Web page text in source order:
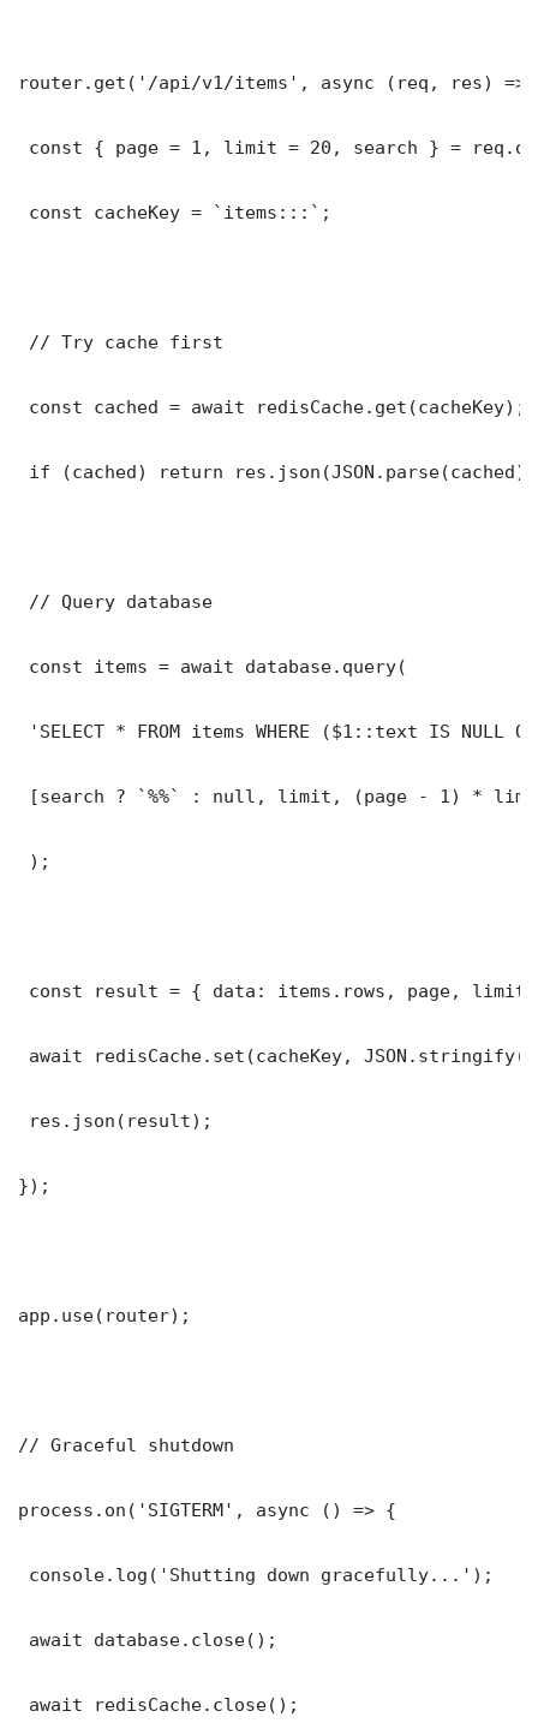
router.get('/api/v1/items', async (req, res) =>
const { page = 1, limit = 20, search } =
const cacheKey = `items:::`;
// Try cache first
const cached = await redisCache.get(cacheKey);
if (cached) return
// Query database
const items = await database.query(
'SELECT * FROM items WHERE ($1::text IS NULL
[search ? `%%` : null, limit, (page - 1) *
);
const result = { data: items.rows, page,
await redisCache.set(cacheKey,
res.json(result);
});
app.use(router);
// Graceful shutdown
process.on('SIGTERM', async () => {
console.log('Shutting down gracefully...');
await database.close();
await redisCache.close();